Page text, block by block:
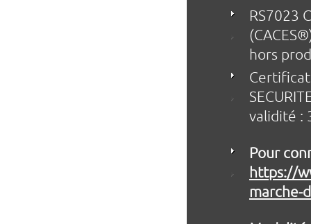
RS7023
hors
validité :
Pour
https://
marche-